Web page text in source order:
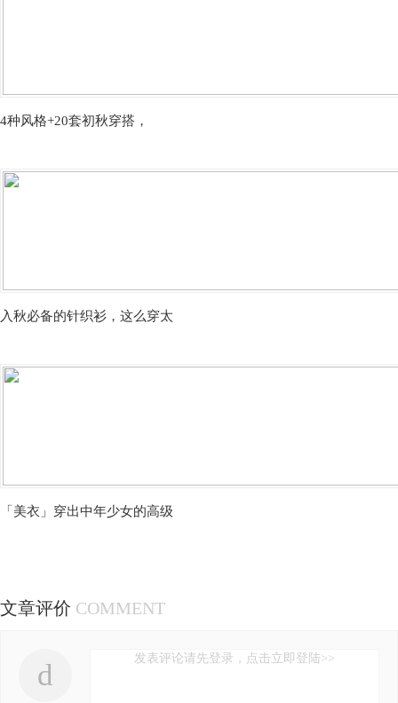
4种风格+20套初秋穿搭，
入秋必备的针织衫，这么穿太
「美衣」穿出中年少女的高级
文章评价 COMMENT
d 发表评论请先登录，点击立即登陆>>